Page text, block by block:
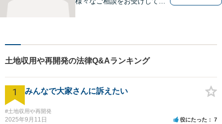
案いたします。【債務整理・
残業代請求については初回面
談無料】【土日祝・夜間相談
可】
土地収用や再開発の法律Q&Aランキング
1 みんなで大家さんに訴えたい
#土地収用や再開発
2025年9月11日 役にたった 7